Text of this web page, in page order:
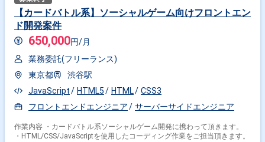
【カードバトル系】ソーシャルゲーム向けフロントエン
ド開発案件
650,000円/月
業務委託(フリーランス)
東京都
渋谷駅
JavaScript
HTML5 HTML
CSS3
フロントエンドエンジニア
サーバーサイドエンジニア
作業内容 ・カードバトル系ソーシャルゲーム開発に携わって頂きます。
・HTML/CSS/JavaScriptを使用したコーディング作業をご担当頂きます。